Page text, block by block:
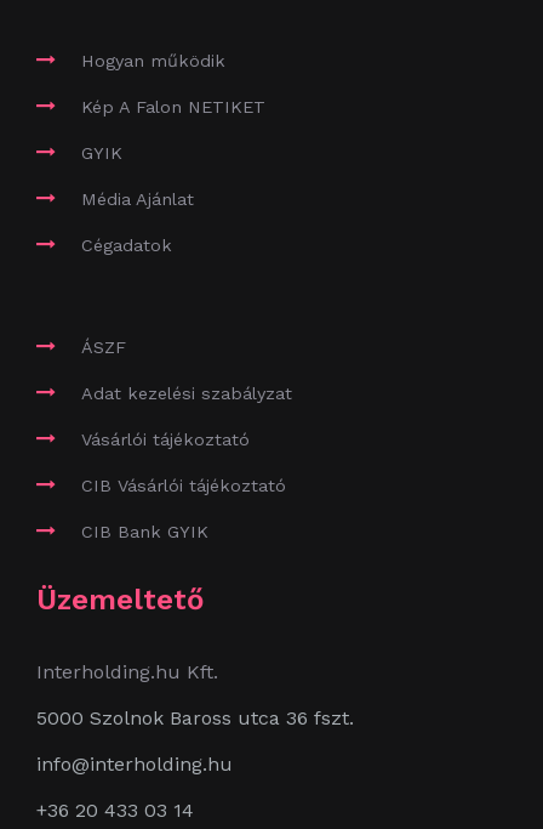
Hogyan működik
Kép A Falon NETIKET
GYIK
Média Ajánlat
Cégadatok
ÁSZF
Adat kezelési szabályzat
Vásárlói tájékoztató
CIB Vásárlói tájékoztató
CIB Bank GYIK
Üzemeltető
Interholding.hu Kft.
5000 Szolnok Baross utca 36 fszt.
info@interholding.hu
+36 20 433 03 14